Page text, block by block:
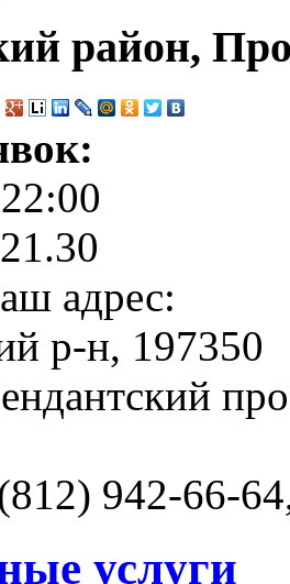
район,
адрес:
р-н, 197350
942-66-
услуги